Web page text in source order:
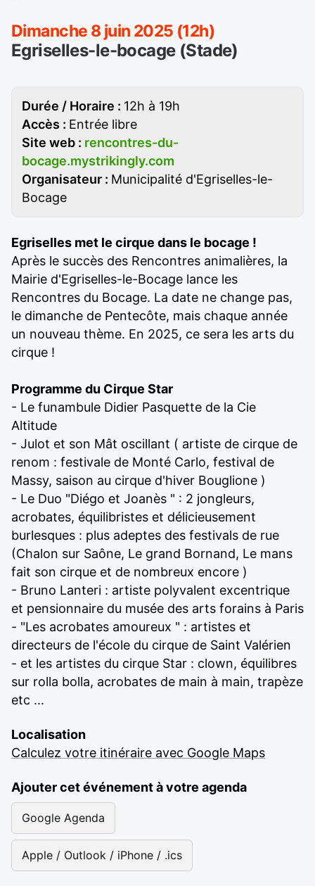
Dimanche 8 juin 2025 (12h)
Egriselles-le-bocage (Stade)
Durée / Horaire : 12h à 19h
Accès : Entrée libre
Site web : rencontres-du-
bocage.mystrikingly.com
Organisateur : Municipalité d'Egriselles-le-
Bocage
Egriselles met le cirque dans le bocage !
Après le succès des Rencontres animalières, la
Mairie d'Egriselles-le-Bocage lance les
Rencontres du Bocage. La date ne change pas,
le dimanche de Pentecôte, mais chaque année
un nouveau thème. En 2025, ce sera les arts du
cirque !
Programme du Cirque Star
- Le funambule Didier Pasquette de la Cie
Altitude
- Julot et son Mât oscillant ( artiste de cirque de
renom : festivale de Monté Carlo, festival de
Massy, saison au cirque d'hiver Bouglione )
- Le Duo "Diégo et Joanès " : 2 jongleurs,
acrobates, équilibristes et délicieusement
burlesques : plus adeptes des festivals de rue
(Chalon sur Saône, Le grand Bornand, Le mans
fait son cirque et de nombreux encore )
- Bruno Lanteri : artiste polyvalent excentrique
et pensionnaire du musée des arts forains à Paris
- "Les acrobates amoureux " : artistes et
directeurs de l'école du cirque de Saint Valérien
- et les artistes du cirque Star : clown, équilibres
sur rolla bolla, acrobates de main à main, trapèze
etc ...
Localisation
Calculez votre itinéraire avec Google Maps
Ajouter cet événement à votre agenda
Google Agenda
Apple / Outlook / iPhone / .ics